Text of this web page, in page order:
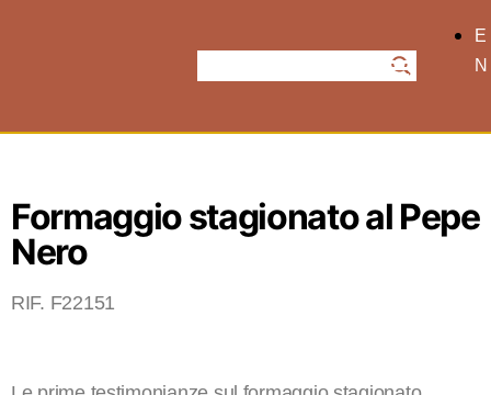
E
N
Formaggio stagionato al Pepe
Nero
RIF. F22151